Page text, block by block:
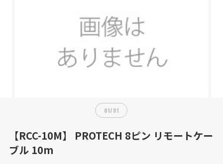
01/01
【RCC-10M】 PROTECH 8ピン リモートケー
ブル 10m